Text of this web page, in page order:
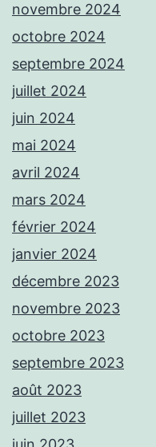
novembre 2024
octobre 2024
septembre 2024
juillet 2024
juin 2024
mai 2024
avril 2024
mars 2024
février 2024
janvier 2024
décembre 2023
novembre 2023
octobre 2023
septembre 2023
août 2023
juillet 2023